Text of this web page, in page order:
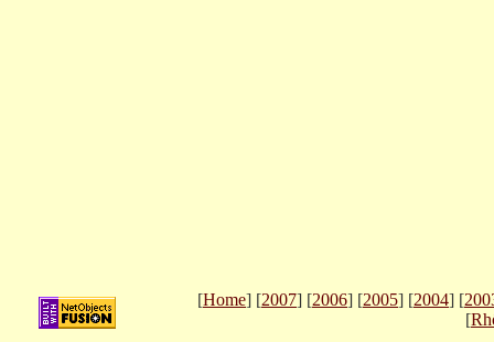
[Home] [2007] [2006] [2005] [2004] [
[